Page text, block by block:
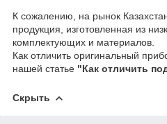
К сожалению, на рынок
продукция, изготовленная из
комплектующих и материалов.
Как отличить оригинальный
нашей статье "Как отличить
Скрыть